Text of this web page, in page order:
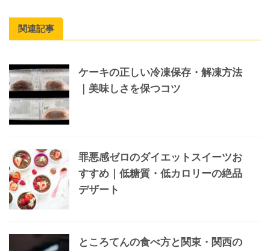
関連記事
ケーキの正しい冷凍保存・解凍方法
｜美味しさを保つコツ
罪悪感ゼロのダイエットスイーツお
すすめ｜低糖質・低カロリーの絶品
デザート
ところてんの食べ方と関東・関西の